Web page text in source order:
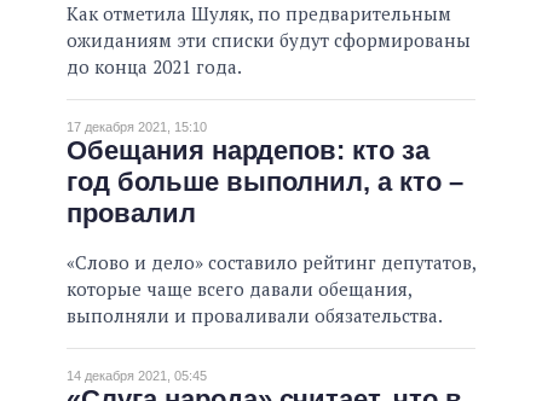
Как отметила Шуляк, по предварительным
ожиданиям эти списки будут сформированы
до конца 2021 года.
17 декабря 2021, 15:10
Обещания нардепов: кто за
год больше выполнил, а кто –
провалил
«Слово и дело» составило рейтинг депутатов,
которые чаще всего давали обещания,
выполняли и проваливали обязательства.
14 декабря 2021, 05:45